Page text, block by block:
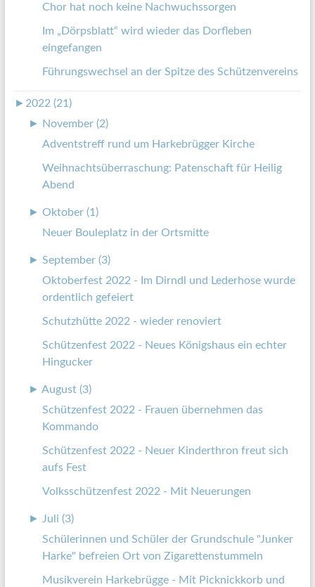
Chor hat noch keine Nachwuchssorgen
Im „Dörpsblatt“ wird wieder das Dorfleben
eingefangen
Führungswechsel an der Spitze des Schützenvereins
► 2022 (21)
►
November (2)
Adventstreff rund um Harkebrügger Kirche
Weihnachtsüberraschung: Patenschaft für Heilig
Abend
► Oktober (1)
Neuer Bouleplatz in der Ortsmitte
► September (3)
Oktoberfest 2022 - Im Dirndl und Lederhose wurde
ordentlich gefeiert
Schutzhütte 2022 - wieder renoviert
Schützenfest 2022 - Neues Königshaus ein echter
Hingucker
► August (3)
Schützenfest 2022 - Frauen übernehmen das
Kommando
Schützenfest 2022 - Neuer Kinderthron freut sich
aufs Fest
Volksschützenfest 2022 - Mit Neuerungen
► Juli (3)
Schülerinnen und Schüler der Grundschule "Junker
Harke" befreien Ort von Zigarettenstummeln
Musikverein Harkebrügge - Mit Picknickkorb und